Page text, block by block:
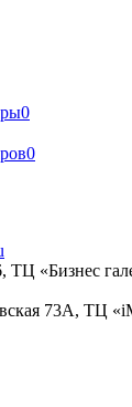
0
0
ТЦ «Бизнес
73А, ТЦ